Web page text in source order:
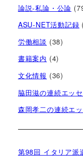
論説-私論・公論
ASU-NET活動記録
労働相談 (38)
書籍案内 (4)
文化情報 (36)
脇田滋の連続エッ
森岡孝二の連続エ
第98回 イタリア派